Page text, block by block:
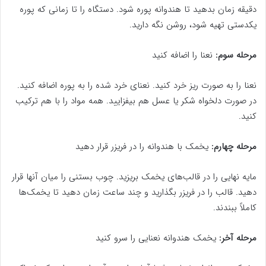
دقیقه زمان بدهید تا هندوانه پوره شود. دستگاه را تا زمانی که پوره
یکدستی تهیه شود، روشن نگه دارید.
مرحله سوم: نعنا را اضافه کنید
نعنا را به صورت ریز خرد کنید. نعنای خرد شده را به پوره اضافه کنید.
در صورت دلخواه شکر یا عسل هم بیفزایید. همه مواد را با هم ترکیب
کنید.
مرحله چهارم: یخمک با هندوانه را در فریزر قرار دهید
مایه نهایی را در قالب‌های یخمک بریزید. چوب بستنی را میان آنها قرار
دهید. قالب را در فریزر بگذارید و چند ساعت زمان دهید تا یخمک‌ها
کاملاً ببندند.
مرحله آخر: یخمک هندوانه نعنایی را سرو کنید